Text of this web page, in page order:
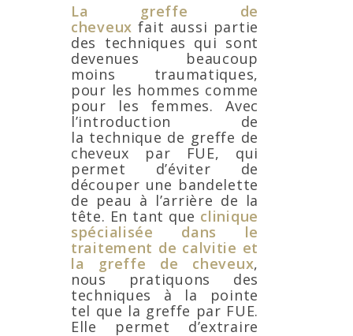
La greffe de
cheveux fait aussi partie
des techniques qui sont
devenues beaucoup
moins traumatiques,
pour les hommes comme
pour les femmes. Avec
l’introduction de
la technique de greffe de
cheveux par FUE, qui
permet d’éviter de
découper une bandelette
de peau à l’arrière de la
tête. En tant que clinique
spécialisée dans le
traitement de calvitie et
la greffe de cheveux,
nous pratiquons des
techniques à la pointe
tel que la greffe par FUE.
Elle permet d’extraire